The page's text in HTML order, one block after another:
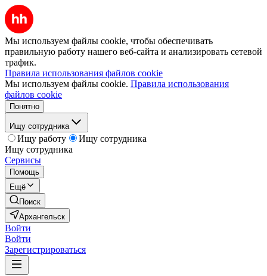
Мы используем файлы cookie, чтобы обеспечивать
правильную работу нашего веб-сайта и анализировать сетевой
трафик.
Правила использования файлов cookie
Мы используем файлы cookie. Правила использования
файлов cookie
Понятно
Ищу сотрудника
Ищу работу
Ищу сотрудника
Ищу сотрудника
Сервисы
Помощь
Ещё
Поиск
Архангельск
Войти
Войти
Зарегистрироваться